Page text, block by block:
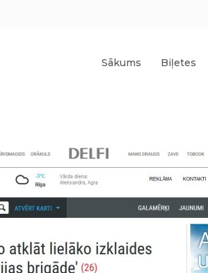
Sākums Biļetes